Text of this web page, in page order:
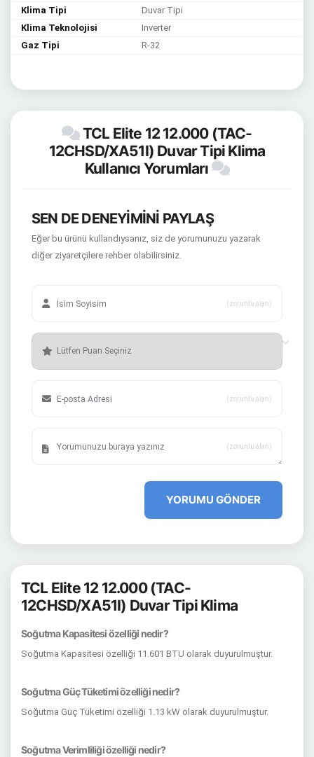
Klima Tipi
Duvar Tipi
Klima Teknolojisi
Inverter
Gaz Tipi
R-32
TCL Elite 12 12.000 (TAC-
12CHSD/XA51I) Duvar Tipi Klima
Kullanıcı Yorumları
SEN DE DENEYİMİNİ PAYLAŞ
Eğer bu ürünü kullandıysanız, siz de yorumunuzu yazarak
diğer ziyaretçilere rehber olabilirsiniz.
(zorunlu alan)
(zorunlu alan)
(zorunlu alan)
YORUMU GÖNDER
TCL Elite 12 12.000 (TAC-
12CHSD/XA51I) Duvar Tipi Klima
Soğutma Kapasitesi özelliği nedir?
Soğutma Kapasitesi özelliği 11.601 BTU olarak duyurulmuştur.
Soğutma Güç Tüketimi özelliği nedir?
Soğutma Güç Tüketimi özelliği 1.13 kW olarak duyurulmuştur.
Soğutma Verimliliği özelliği nedir?